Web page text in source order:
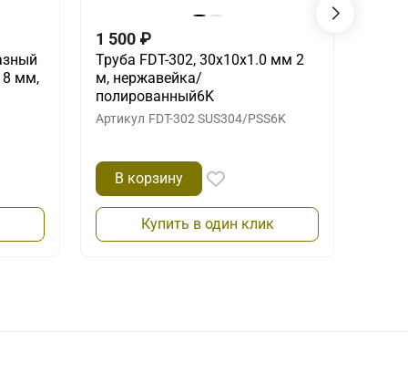
8 мм,
1 500 ₽
Труба FDT-302, 30х10х1.0 мм 2
м, нержавейка/
полированный6K
Артикул FDT-302 SUS304/PSS6K
В корзину
Купить в один клик